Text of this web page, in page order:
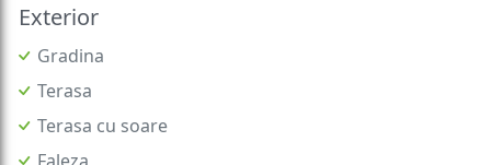
Exterior
Gradina
Terasa
Terasa cu soare